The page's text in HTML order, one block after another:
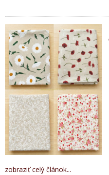
zobraziť celý článok...